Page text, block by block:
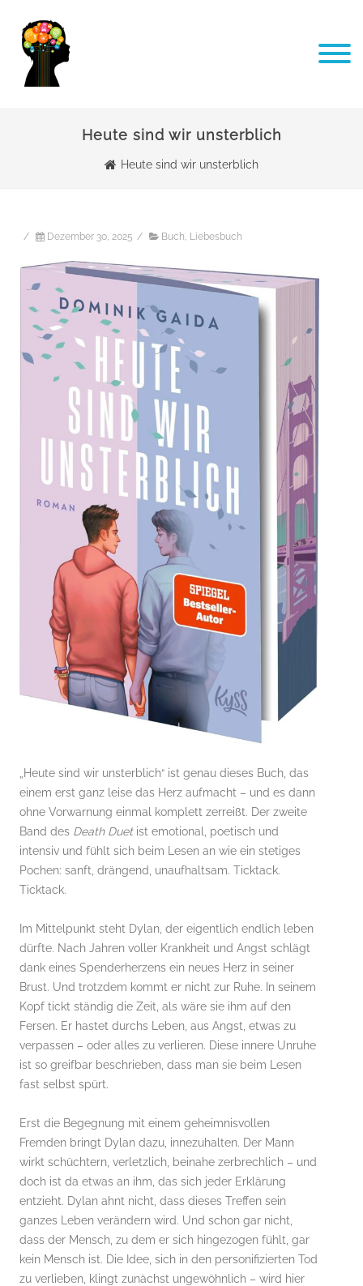
Heute sind wir unsterblich
Heute sind wir unsterblich
/ Dezember 30, 2025 / Buch, Liebesbuch
„Heute sind wir unsterblich“ ist genau dieses Buch, das
einem erst ganz leise das Herz aufmacht – und es dann
ohne Vorwarnung einmal komplett zerreißt. Der zweite
Band des Death Duetist emotional, poetisch und
intensiv und fühlt sich beim Lesen an wie ein stetiges
Pochen: sanft, drängend, unaufhaltsam. Ticktack.
Ticktack.
Im Mittelpunkt steht Dylan, der eigentlich endlich leben
dürfte. Nach Jahren voller Krankheit und Angst schlägt
dank eines Spenderherzens ein neues Herz in seiner
Brust. Und trotzdem kommt er nicht zur Ruhe. In seinem
Kopf tickt ständig die Zeit, als wäre sie ihm auf den
Fersen. Er hastet durchs Leben, aus Angst, etwas zu
verpassen – oder alles zu verlieren. Diese innere Unruhe
ist so greifbar beschrieben, dass man sie beim Lesen
fast selbst spürt.
Erst die Begegnung mit einem geheimnisvollen
Fremden bringt Dylan dazu, innezuhalten. Der Mann
wirkt schüchtern, verletzlich, beinahe zerbrechlich – und
doch ist da etwas an ihm, das sich jeder Erklärung
entzieht. Dylan ahnt nicht, dass dieses Treffen sein
ganzes Leben verändern wird. Und schon gar nicht,
dass der Mensch, zu dem er sich hingezogen fühlt, gar
kein Mensch ist. Die Idee, sich in den personifizierten Tod
zu verlieben, klingt zunächst ungewöhnlich – wird hier